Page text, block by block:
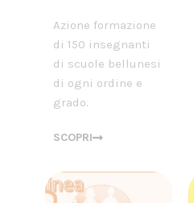
Azione formazione
di 150 insegnanti
di scuole bellunesi
di ogni ordine e
grado.
SCOPRI